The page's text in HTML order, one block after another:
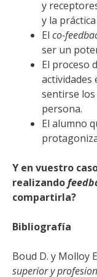
y
y la
El co-
ser un
El proceso
actividades
sentirse
persona.
El alumno
Y en vuestro
realizando
compartirla?
Bibliografía
Boud D. y Molloy
superior y